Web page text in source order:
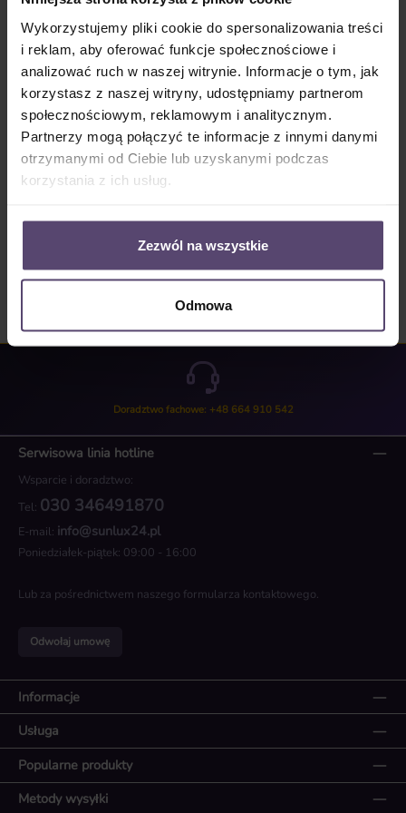
Wykorzystujemy pliki cookie do spersonalizowania treści
i reklam, aby oferować funkcje społecznościowe i
analizować ruch w naszej witrynie. Informacje o tym, jak
korzystasz z naszej witryny, udostępniamy partnerom
społecznościowym, reklamowym i analitycznym.
Partnerzy mogą połączyć te informacje z innymi danymi
otrzymanymi od Ciebie lub uzyskanymi podczas
korzystania z ich usług.
Zezwól na wszystkie
Odmowa
Ilość produktu: Wprowadź żądaną ilość lub użyj przycisków, aby zwiększyć lub
Do koszyka
Numer produktu:MU_JP_4130_PG4
Opis
Doradztwo fachowe: +48 664 910 542
Serwisowa linia hotline
Wsparcie i doradztwo:
Tel: 030 346491870
E-mail: info@sunlux24.pl
Poniedziałek-piątek: 09:00 - 16:00
Lub za pośrednictwem naszego formularza kontaktowego.
Odwołaj umowę
Informacje
Usługa
Popularne produkty
Metody wysyłki